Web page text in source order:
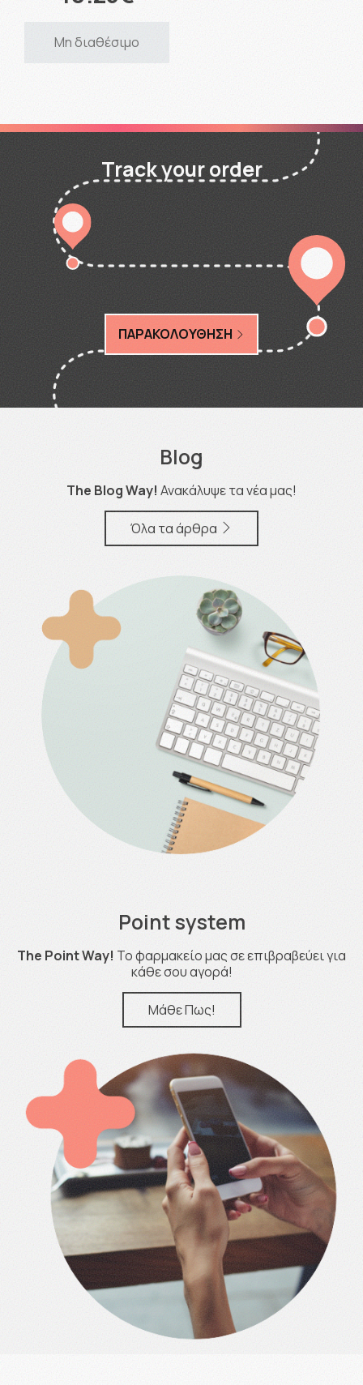
Μη διαθέσιμο
Track your order
ΠΑΡΑΚΟΛΟΥΘΗΣΗ
Blog
The Blog Way! Ανακάλυψε τα νέα μας!
Όλα τα άρθρα
Point system
The Point Way! Το φαρμακείο μας σε επιβραβεύει για
κάθε σου αγορά!
Μάθε Πως!